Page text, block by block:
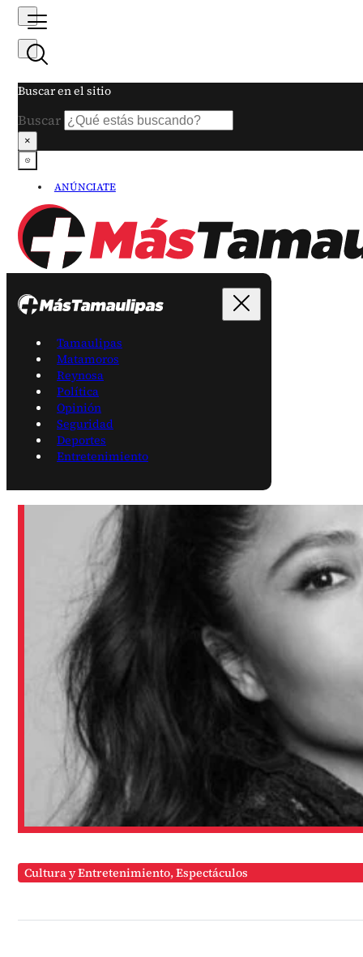
Buscar en el sitio
Buscar
×
ANÚNCIATE
Tamaulipas
Matamoros
Reynosa
Política
Opinión
Seguridad
Deportes
Entretenimiento
Cultura y Entretenimiento,Espectáculos